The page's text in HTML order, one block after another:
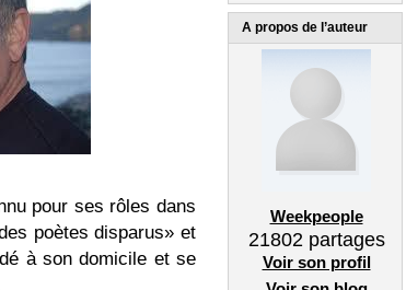
pour ses rôles dans
poètes disparus» et
à son domicile et se
A propos de l’auteur
Weekpeople
21802partages
Voir son profil